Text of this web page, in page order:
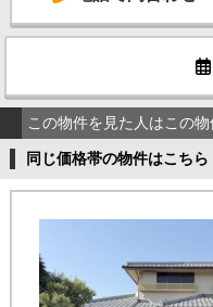
この物件を見た人はこの
同じ価格帯の物件はこちら